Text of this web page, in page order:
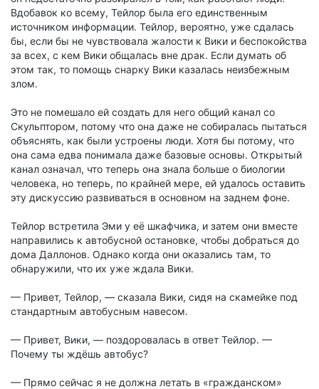
Вдобавок ко всему, Тейлор была его единственным
источником информации. Тейлор, вероятно, уже сдалась
бы, если бы не чувствовала жалости к Вики и беспокойства
за всех, с кем Вики общалась вне драк. Если думать об
этом так, то помощь снарку Вики казалась неизбежным
злом.
Это не помешало ей создать для него общий канал со
Скульптором, потому что она даже не собиралась пытаться
объяснять, как были устроены люди. Хотя бы потому, что
она сама едва понимала даже базовые основы. Открытый
канал означал, что теперь она знала больше о биологии
человека, но теперь, по крайней мере, ей удалось оставить
эту дискуссию развиваться в основном на заднем фоне.
Тейлор встретила Эми у её шкафчика, и затем они вместе
направились к автобусной остановке, чтобы добраться до
дома Даллонов. Однако когда они оказались там, то
обнаружили, что их уже ждала Вики.
— Привет, Тейлор, — сказала Вики, сидя на скамейке под
стандартным автобусным навесом.
— Привет, Вики, — поздоровалась в ответ Тейлор. —
Почему ты ждёшь автобус?
— Прямо сейчас я не должна летать в «гражданском»